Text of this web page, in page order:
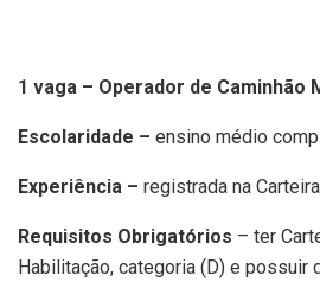
1 vaga – Operador de Caminhão
Escolaridade – ensino médio
Experiência – registrada na
Requisitos Obrigatórios – ter
Habilitação, categoria (D) e possuir